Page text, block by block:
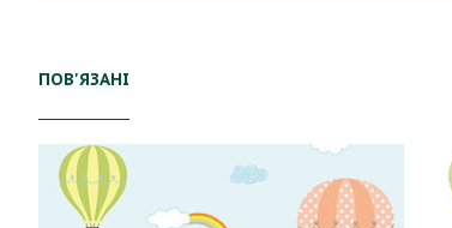
ПОВ'ЯЗАНІ